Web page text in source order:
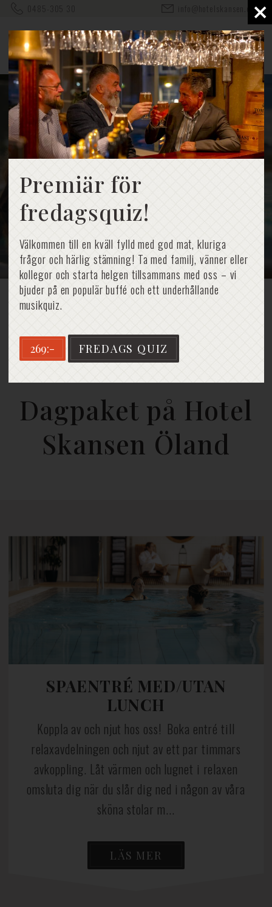
Premiär för
fredagsquiz!
Välkommen till en kväll fylld med god mat, kluriga
frågor och härlig stämning! Ta med familj, vänner eller
kollegor och starta helgen tillsammans med oss – vi
bjuder på en populär buffé och ett underhållande
musikquiz.
269:- FREDAGS QUIZ
info@hotelskansen.com
Hem » Dagpaket
Dagpaket
Dagpaket på Hotel
Skansen Öland
SPAENTRÉ MED/UTAN
LUNCH
Koppla av och njut hos oss! Boka entré till
relaxavdelningen och njut av ett par timmars
avkoppling. Låt värmen och lugnet i relaxen
omsluta dig när du slår dig ned i någon av våra
sköna stolar m...
LÄS MER